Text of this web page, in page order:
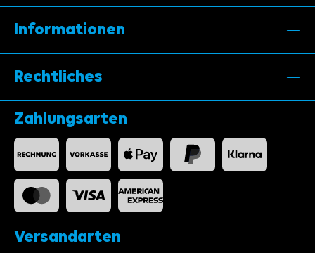
Informationen
Rechtliches
Zahlungsarten
Versandarten